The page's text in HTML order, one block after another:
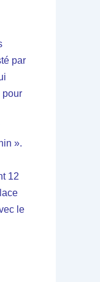
par
pour
».
12
le